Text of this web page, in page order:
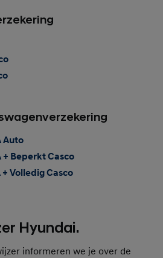
Auto
Beperkt Casco
Volledig Casco
Hyundai.
informeren we je over de